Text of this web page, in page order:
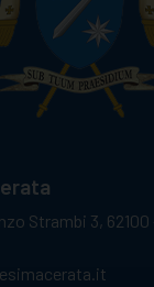
Strambi 3, 62100